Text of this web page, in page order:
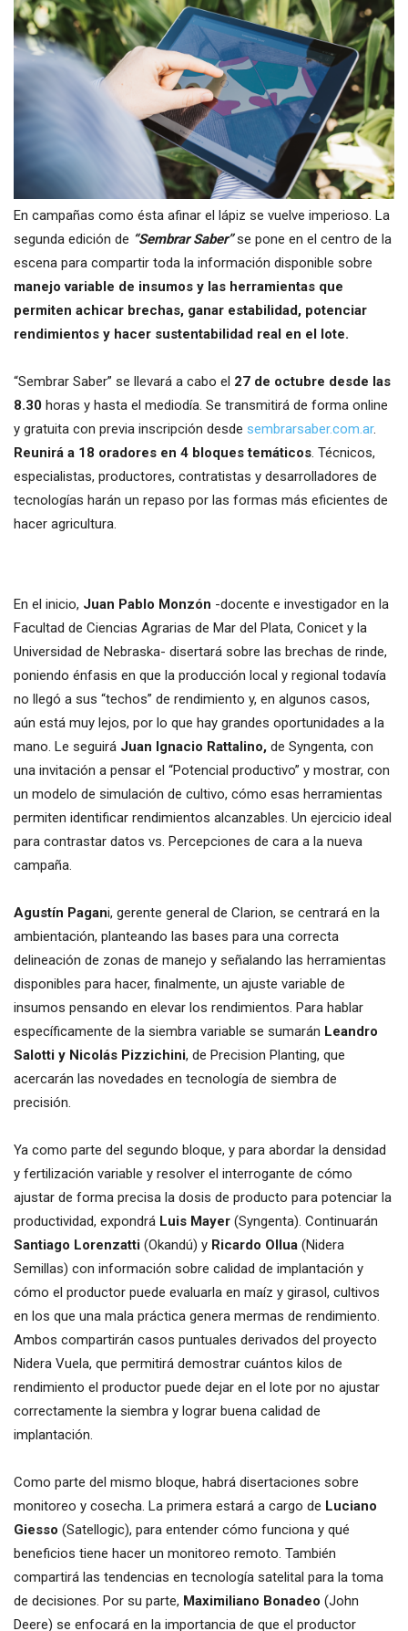
En campañas como ésta afinar el lápiz se vuelve imperioso. La
segunda edición de “Sembrar Saber”se pone en el centro de la
escena para compartir toda la información disponible sobre
manejo variable de insumos y las herramientas que
permiten achicar brechas, ganar estabilidad, potenciar
rendimientos y hacer sustentabilidad real en el lote.
“Sembrar Saber” se llevará a cabo el 27 de octubre desde las
8.30 horas y hasta el mediodía. Se transmitirá de forma online
y gratuita con previa inscripción desde sembrarsaber.com.ar.
Reunirá a 18 oradores en 4 bloques temáticos. Técnicos,
especialistas, productores, contratistas y desarrolladores de
tecnologías harán un repaso por las formas más eficientes de
hacer agricultura.
En el inicio, Juan Pablo Monzón -docente e investigador en la
Facultad de Ciencias Agrarias de Mar del Plata, Conicet y la
Universidad de Nebraska- disertará sobre las brechas de rinde,
poniendo énfasis en que la producción local y regional todavía
no llegó a sus “techos” de rendimiento y, en algunos casos,
aún está muy lejos, por lo que hay grandes oportunidades a la
mano. Le seguirá Juan Ignacio Rattalino, de Syngenta, con
una invitación a pensar el “Potencial productivo” y mostrar, con
un modelo de simulación de cultivo, cómo esas herramientas
permiten identificar rendimientos alcanzables. Un ejercicio ideal
para contrastar datos vs. Percepciones de cara a la nueva
campaña.
Agustín Pagani, gerente general de Clarion, se centrará en la
ambientación, planteando las bases para una correcta
delineación de zonas de manejo y señalando las herramientas
disponibles para hacer, finalmente, un ajuste variable de
insumos pensando en elevar los rendimientos. Para hablar
específicamente de la siembra variable se sumarán Leandro
Salotti y Nicolás Pizzichini, de Precision Planting, que
acercarán las novedades en tecnología de siembra de
precisión.
Ya como parte del segundo bloque, y para abordar la densidad
y fertilización variable y resolver el interrogante de cómo
ajustar de forma precisa la dosis de producto para potenciar la
productividad, expondrá Luis Mayer (Syngenta). Continuarán
Santiago Lorenzatti (Okandú) y Ricardo Ollua (Nidera
Semillas) con información sobre calidad de implantación y
cómo el productor puede evaluarla en maíz y girasol, cultivos
en los que una mala práctica genera mermas de rendimiento.
Ambos compartirán casos puntuales derivados del proyecto
Nidera Vuela, que permitirá demostrar cuántos kilos de
rendimiento el productor puede dejar en el lote por no ajustar
correctamente la siembra y lograr buena calidad de
implantación.
Como parte del mismo bloque, habrá disertaciones sobre
monitoreo y cosecha. La primera estará a cargo de Luciano
Giesso (Satellogic), para entender cómo funciona y qué
beneficios tiene hacer un monitoreo remoto. También
compartirá las tendencias en tecnología satelital para la toma
de decisiones. Por su parte, Maximiliano Bonadeo (John
Deere) se enfocará en la importancia de que el productor